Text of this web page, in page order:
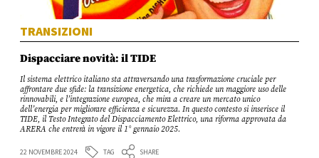
TRANSIZIONI
Dispacciare novità: il TIDE
Il sistema elettrico italiano sta attraversando una trasformazione cruciale per
affrontare due sfide: la transizione energetica, che richiede un maggiore uso delle
rinnovabili, e l’integrazione europea, che mira a creare un mercato unico
dell’energia per migliorare efficienza e sicurezza. In questo contesto si inserisce il
TIDE, il Testo Integrato del Dispacciamento Elettrico, una riforma approvata da
ARERA che entrerà in vigore il 1° gennaio 2025.
22 NOVEMBRE 2024 TAG SHARE